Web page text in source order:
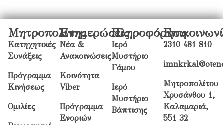
Μητροπολίτης
Κατηχητικές
Συνάξεις
Πρόγραμμα
Κινήσεως
Ομιλίες
Ενημερώσεις
Νέα &
Ανακοινώσεις
Κοινότητα
Viber
Πρόγραμμα
Ενοριών
Πληροφόρηση
Ιερό
Μυστήριο
Γάμου
Ιερό
Μυστήριο
Βάπτισης
2310 481 810
Μητροπολίτου
Χρυσάνθου 1,
Καλαμαριά,
551 32